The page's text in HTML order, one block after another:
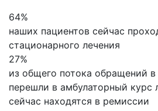
64%
наших пациентов сейчас
стационарного лечения
27%
из общего потока обращений
перешли в амбулаторный курс
сейчас находятся в ремиссии